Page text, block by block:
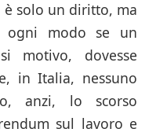
solo un diritto, ma
ogni modo se un
motivo, dovesse
in Italia, nessuno
anzi, lo scorso
sul lavoro e